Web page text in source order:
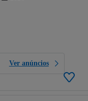
Ver anúncios